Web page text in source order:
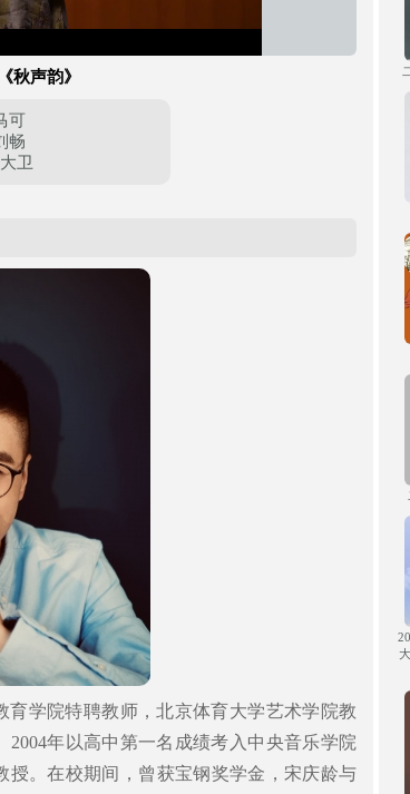
秋声韵》
可
畅
卫
学院特聘教师，北京体育大学艺术学院教
年以高中第一名成绩考入中央音乐学院
授。在校期间，曾获宝钢奖学金，宋庆龄与